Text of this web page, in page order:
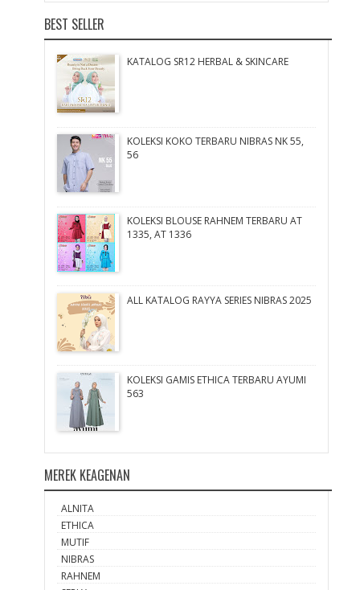
BEST SELLER
KATALOG SR12 HERBAL & SKINCARE
KOLEKSI KOKO TERBARU NIBRAS NK 55,
56
KOLEKSI BLOUSE RAHNEM TERBARU AT
1335, AT 1336
ALL KATALOG RAYYA SERIES NIBRAS 2025
KOLEKSI GAMIS ETHICA TERBARU AYUMI
563
MEREK KEAGENAN
ALNITA
ETHICA
MUTIF
NIBRAS
RAHNEM